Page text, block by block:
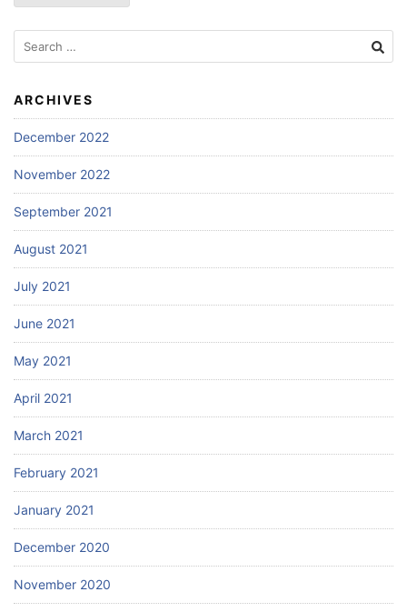
Search
for:
ARCHIVES
December 2022
November 2022
September 2021
August 2021
July 2021
June 2021
May 2021
April 2021
March 2021
February 2021
January 2021
December 2020
November 2020